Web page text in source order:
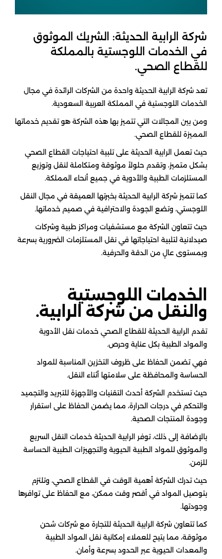
شركة الرابية الحديثة: الشريك الموثوق
في الخدمات اللوجستية بالمملكة
للقطاع الصحي.
تعد شركة الرابية الحديثة واحدة من الشركات الرائدة في مجال
الخدمات اللوجستية في المملكة العربية السعودية.
ومن بين المجالات التي تتميز بها هذه الشركة هو تقديم خدماتها
المميزة للقطاع الصحي.
حيث تعمل الرابية الحديثة على تلبية احتياجات القطاع الصحي
بشكل متميز، وتقدم حلولاً موثوقة ومتكاملة لنقل وتوزيع
المستلزمات الطبية والأدوية في جميع أنحاء المملكة.
كما تتميز شركة الرابية الحديثة بخبرتها العميقة في مجال النقل
اللوجستي، وتضع الجودة والاحترافية في صميم خدماتها.
حيث تتعاون الشركة مع مستشفيات ومراكز طبية وشركات
صيدلانية لتلبية احتياجاتها في نقل المستلزمات الضرورية بسرعة
وبمستوى عالٍ من الدقة والحرفية.
الخدمات اللوجستية
والنقل من شركة الرابية.
تقدم الرابية الحديثة للقطاع الصحي خدمات نقل الأدوية
والمواد الطبية بكل عناية وحرص.
فهي تضمن الحفاظ على ظروف التخزين المناسبة للمواد
الحساسة والمحافظة على سلامتها أثناء النقل.
حيث تستخدم الشركة أحدث التقنيات والأجهزة للتبريد والتجميد
والتحكم في درجات الحرارة، مما يضمن الحفاظ على استقرار
وجودة المنتجات الصحية.
بالإضافة إلى ذلك، توفر الرابية الحديثة خدمات النقل السريع
والموثوق للمواد الطبية الحيوية والتجهيزات الطبية الحساسة
للزمن.
حيث تدرك الشركة أهمية الوقت في القطاع الصحي، وتلتزم
بتوصيل المواد في أقصر وقت ممكن، مع الحفاظ على توافرها
وجودتها.
كما تتعاون شركة الرابية الحديثة للتجارة مع شركات شحن
موثوقة، مما يتيح للعملاء إمكانية نقل المواد الطبية
والمعدات الحيوية عبر الحدود بسرعة وأمان.